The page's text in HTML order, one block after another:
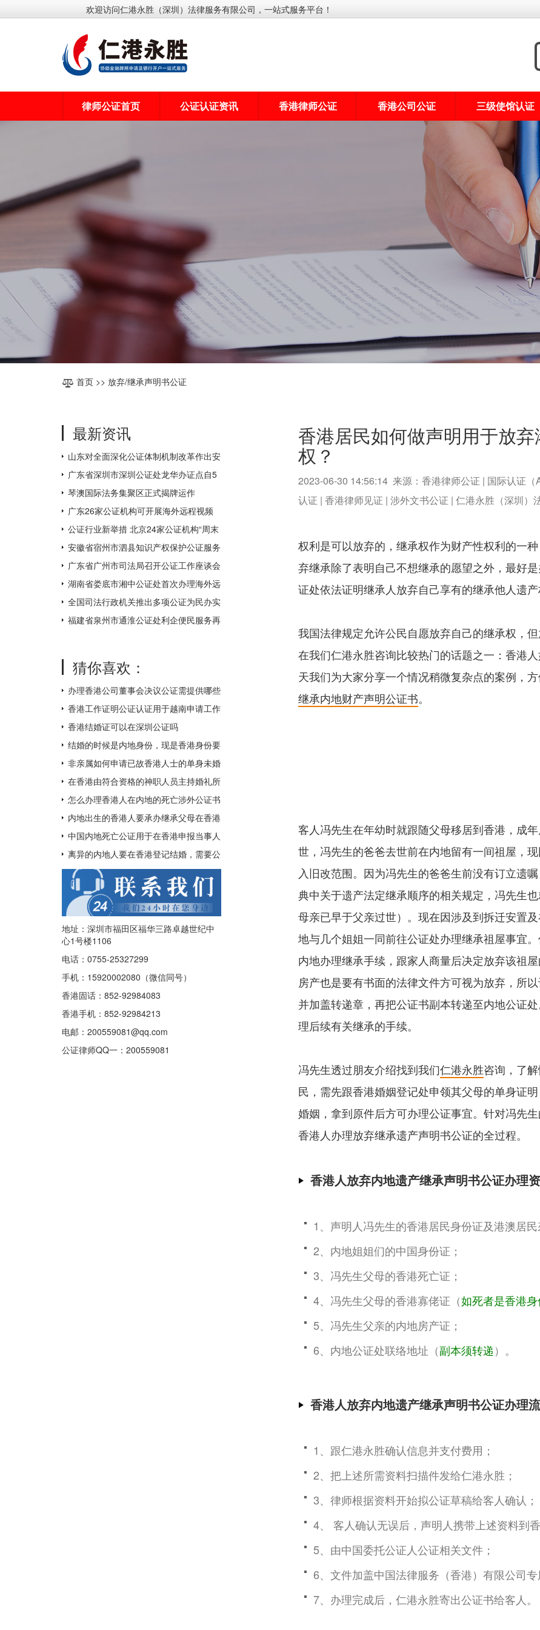
欢迎访问仁港永胜（深圳）法律服务有限公司，一站式服务平台！
律师公证首页 公证认证资讯 香港律师公证 香港公司公证 三级使馆认证
首页 >> 放弃/继承声明书公证
最新资讯
山东对全面深化公证体制机制改革作出安
排部署
广东省深圳市深圳公证处龙华办证点自5
月31日起对外办公
琴澳国际法务集聚区正式揭牌运作
广东26家公证机构可开展海外远程视频
公证，为全国数量最多
公证行业新举措 北京24家公证机构“周末
不打烊
安徽省宿州市泗县知识产权保护公证服务
中心揭牌成立
广东省广州市司法局召开公证工作座谈会
湖南省娄底市湘中公证处首次办理海外远
程视频公证 让距离不再遥远
全国司法行政机关推出多项公证为民办实
事措施
福建省泉州市通淮公证处利企便民服务再
猜你喜欢：
办理香港公司董事会决议公证需提供哪些
附件？
香港工作证明公证认证用于越南申请工作
签证如何办理？
香港结婚证可以在深圳公证吗
结婚的时候是内地身份，现是香港身份要
如何补领香港结婚证呢？
非亲属如何申请已故香港人士的单身未婚
证明文件呢？
在香港由符合资格的神职人员主持婚礼所
得的结婚证书怎么才能得到内地的认可
呢？
怎么办理香港人在内地的死亡涉外公证书
用于配偶在香港再婚？
内地出生的香港人要承办继承父母在香港
的遗产如何办理中国出生公证及认证呢？
中国内地死亡公证用于在香港申报当事人
已经去世及申请注销其香港身份证
离异的内地人要在香港登记结婚，需要公
证香港离婚绝对判令吗？
地址：深圳市福田区福华三路卓越世纪中
心1号楼1106
电话：0755-25327299
手机：15920002080（微信同号）
香港固话：852-92984083
香港手机：852-92984213
电邮：200559081@qq.com
公证律师QQ一： 200559081
香港居民如何做声明用于放
权？
2023-06-30 14:56:14 来源：香港律师公证 | 国际认证
认证 | 香港律师见证 | 涉外文书公证 | 仁港永胜（深圳）
权利是可以放弃的，继承权作为财产性权利的一
弃继承除了表明自己不想继承的愿望之外，最好
证处依法证明继承人放弃自己享有的继承他人遗
我国法律规定允许公民自愿放弃自己的继承权，
在我们仁港永胜咨询比较热门的话题之一：香港
天我们为大家分享一个情况稍微复杂点的案例，
继承内地财产声明公证书。
客人冯先生在年幼时就跟随父母移居到香港，成
世，冯先生的爸爸去世前在内地留有一间祖屋，
入旧改范围。因为冯先生的爸爸生前没有订立遗
典中关于遗产法定继承顺序的相关规定，冯先生
母亲已早于父亲过世）。现在因涉及到拆迁安置
地与几个姐姐一同前往公证处办理继承祖屋事宜
内地办理继承手续，跟家人商量后决定放弃该祖
房产也是要有书面的法律文件方可视为放弃，所
并加盖转递章，再把公证书副本转递至内地公证
理后续有关继承的手续。
冯先生透过朋友介绍找到我们仁港永胜咨询，了
民，需先跟香港婚姻登记处申领其父母的单身证
婚姻，拿到原件后方可办理公证事宜。针对冯先
香港人办理放弃继承遗产声明书公证的全过程。
香港人放弃内地遗产继承声明书公证办理资
1、声明人冯先生的香港居民身份证及港澳居民
2、内地姐姐们的中国身份证；
3、冯先生父母的香港死亡证；
4、冯先生父母的香港寡佬证（如死者是香港
5、冯先生父亲的内地房产证；
6、内地公证处联络地址（副本须转递）。
香港人放弃内地遗产继承声明书公证办理流
1、跟仁港永胜确认信息并支付费用；
2、把上述所需资料扫描件发给仁港永胜；
3、律师根据资料开始拟公证草稿给客人确认；
4、 客人确认无误后，声明人携带上述资料到
5、由中国委托公证人公证相关文件；
6、文件加盖中国法律服务（香港）有限公司专
7、办理完成后，仁港永胜寄出公证书给客人。